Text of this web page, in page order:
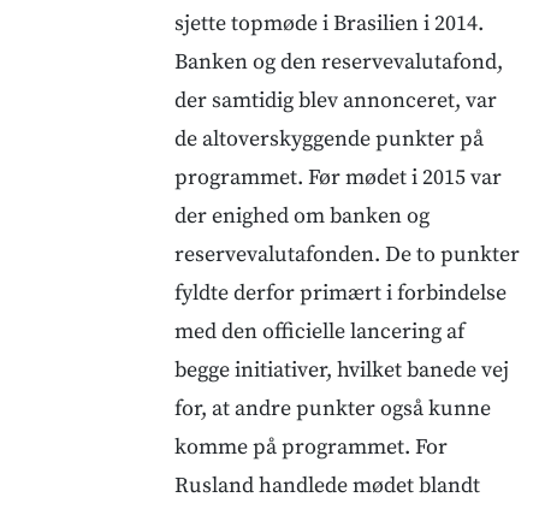
sjette topmøde i Brasilien i 2014.
Banken og den reservevalutafond,
der samtidig blev annonceret, var
de altoverskyggende punkter på
programmet. Før mødet i 2015 var
der enighed om banken og
reservevalutafonden. De to punkter
fyldte derfor primært i forbindelse
med den officielle lancering af
begge initiativer, hvilket banede vej
for, at andre punkter også kunne
komme på programmet. For
Rusland handlede mødet blandt